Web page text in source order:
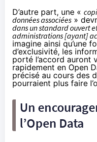
D’autre part, une «
données associées »
dans un standard ouvert
administrations [ayant]
imagine ainsi qu’une
d’exclusivité, les
porté l’accord auront
rapidement en Open
précisé au cours des
pourraient plus faire
Un
l’Open Data